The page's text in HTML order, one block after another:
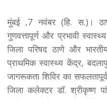
मुंबई ,7 नवंबर (हि. स.)।
गुणवत्तापूर्ण और प्रभावी
जिला परिषद ठाणे और
प्राथमिक स्वास्थ्य केंद्र,
जागरूकता शिविर का
जिला कलेक्टर डॉ. श्रीकृष्ण